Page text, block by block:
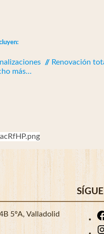
// Renovación
más…
5ºA, Valladolid